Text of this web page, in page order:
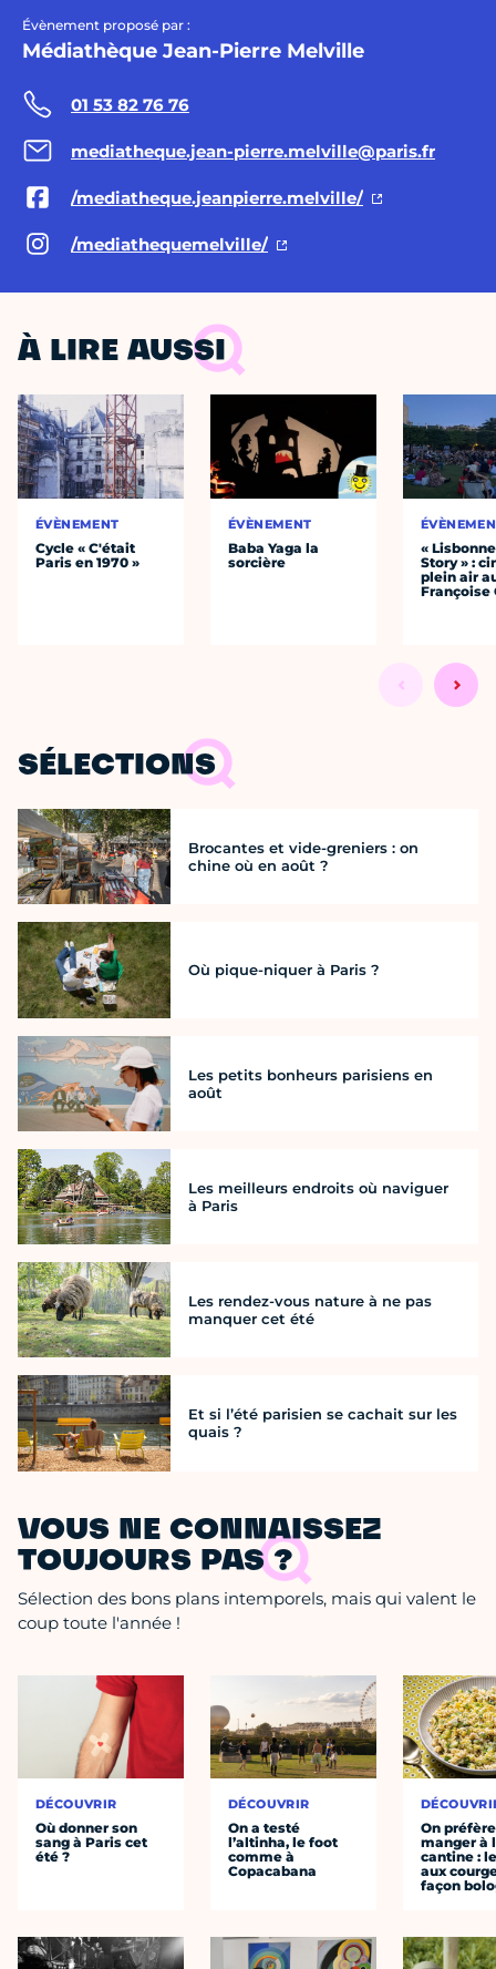
Évènement proposé par :
Médiathèque Jean-Pierre Melville
01 53 82 76 76
mediatheque.jean-pierre.melville@paris.fr
/mediatheque.jeanpierre.melville/
/mediathequemelville/
À LIRE AUSSI
ÉVÈNEMENT
Cycle « C'était
Paris en 1970 »
ÉVÈNEMENT
Baba Yaga la
sorcière
« Lisbonne
Story » :
plein air
Françoise
SÉLECTIONS
Brocantes et vide-greniers : on
chine où en août ?
Où pique-niquer à Paris ?
Les petits bonheurs parisiens en
août
Les meilleurs endroits où naviguer
à Paris
Les rendez-vous nature à ne pas
manquer cet été
Et si l’été parisien se cachait sur les
quais ?
VOUS NE CONNAISSEZ
TOUJOURS PAS ?
Sélection des bons plans intemporels, mais qui valent le
coup toute l'année !
DÉCOUVRIR
Où donner son
sang à Paris cet
été ?
DÉCOUVRIR
On a testé
l’altinha, le foot
comme à
Copacabana
On préfère
manger à
cantine :
aux
façon